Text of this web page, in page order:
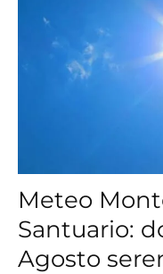
Meteo
Santuario:
Agosto